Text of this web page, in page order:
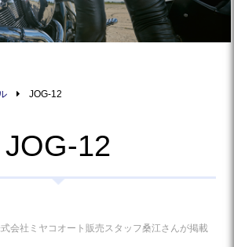
JOG-12
JOG-12
会社ミヤコオート販売スタッフ桑江さんが掲載